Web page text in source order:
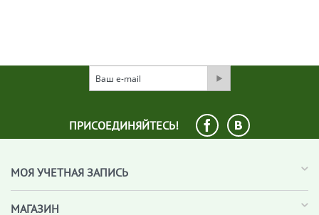
ПРИСОЕДИНЯЙТЕСЬ!
МОЯ УЧЕТНАЯ ЗАПИСЬ
МАГАЗИН